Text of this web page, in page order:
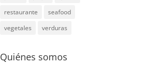
restaurante
seafood
vegetales
verduras
Quiénes somos